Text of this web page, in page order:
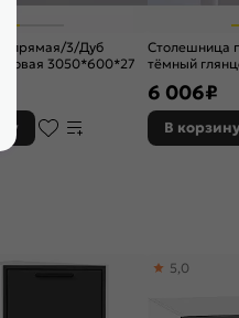
прямая/3/Дуб
3050*600*27
Столешница
тёмный
6 006₽
В корзину
5,0